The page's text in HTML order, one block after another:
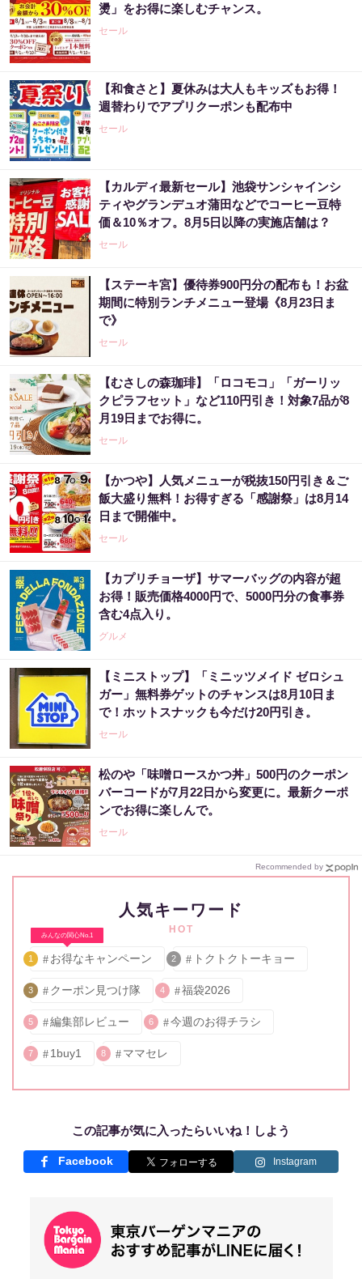
燙」をお得に楽しむチャンス。
セール
【和食さと】夏休みは大人もキッズもお得！
週替わりでアプリクーポンも配布中
セール
【カルディ最新セール】池袋サンシャインシ
ティやグランデュオ蒲田などでコーヒー豆特
価＆10％オフ。8月5日以降の実施店舗は？
セール
【ステーキ宮】優待券900円分の配布も！お盆
期間に特別ランチメニュー登場《8月23日ま
で》
セール
【むさしの森珈琲】「ロコモコ」「ガーリッ
クピラフセット」など110円引き！対象7品が8
月19日までお得に。
セール
【かつや】人気メニューが税抜150円引き＆ご
飯大盛り無料！お得すぎる「感謝祭」は8月14
日まで開催中。
セール
【カプリチョーザ】サマーバッグの内容が超
お得！販売価格4000円で、5000円分の食事券
含む4点入り。
グルメ
【ミニストップ】「ミニッツメイド ゼロシュ
ガー」無料券ゲットのチャンスは8月10日ま
で！ホットスナックも今だけ20円引き。
セール
松のや「味噌ロースかつ丼」500円のクーポン
バーコードが7月22日から変更に。最新クーポ
ンでお得に楽しんで。
セール
Recommended by
人気キーワード
HOT
みんなの関心No.1
1 お得なキャンペーン 2 トクトクトーキョー
3 クーポン見つけ隊 4 福袋2026
5 編集部レビュー 6 今週のお得チラシ
7 1buy1 8 ママセレ
この記事が気に入ったらいいね！しよう
Facebook Instagram